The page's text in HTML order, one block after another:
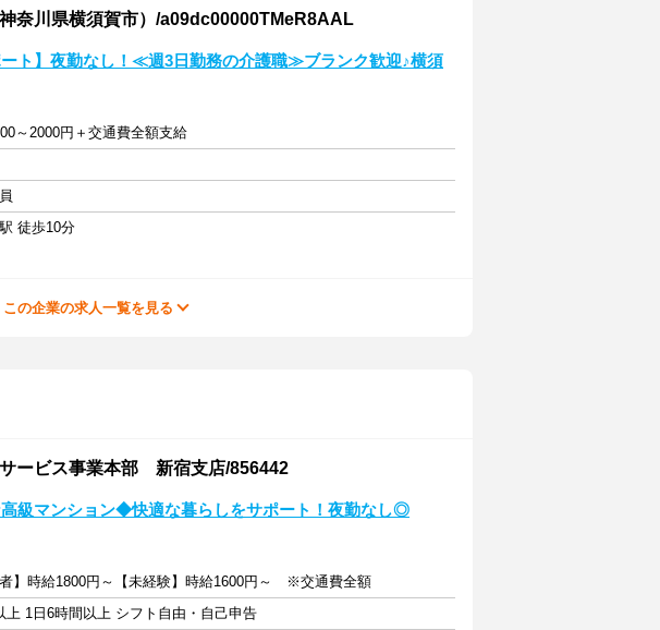
奈川県横須賀市）/a09dc00000TMeR8AAL
ート】夜勤なし！≪週3日勤務の介護職≫ブランク歓迎♪横須
～2000円＋交通費全額支給
徒歩10分
この企業の求人一覧を見る
ービス事業本部 新宿支店/856442
高級マンション◆快適な暮らしをサポート！夜勤なし◎
者】時給1800円～【未経験】時給1600円～ ※交通費全額
上 1日6時間以上 シフト自由・自己申告